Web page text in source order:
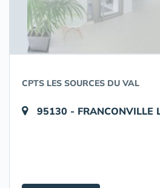
CPTS LES SOURCES DU VAL
95130 - FRANCONVILLE